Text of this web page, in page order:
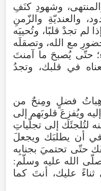
، وشهودِ كنَفِ
، والعنديّةِ
والزّمنِ
إذا لم تجدْ قلبًا، وتُحييَه
مع الله، وتصقلَه
حتّى يُصبحَ ما آمنتَ
في قلبك، وتجدُ
فضلٍ ومِنحٌ من
إليه ويُفزِعَ قلوبَهم إلى
لتُلجئَك إلى تجلّياتِ
في أن يطلبَك ويجعلَ
حتّى تحتميَ بجنابِه
الله عليه وسلّم:
ثناءً عليك، أنتَ كما